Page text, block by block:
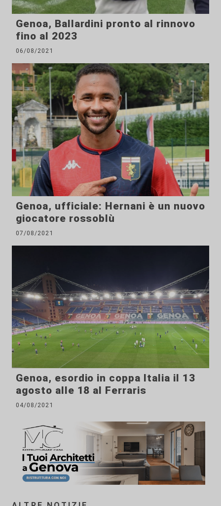
Genoa, Ballardini pronto al rinnovo
fino al 2023
06/08/2021
Genoa, ufficiale: Hernani è un nuovo
giocatore rossoblù
07/08/2021
Genoa, esordio in coppa Italia il 13
agosto alle 18 al Ferraris
04/08/2021